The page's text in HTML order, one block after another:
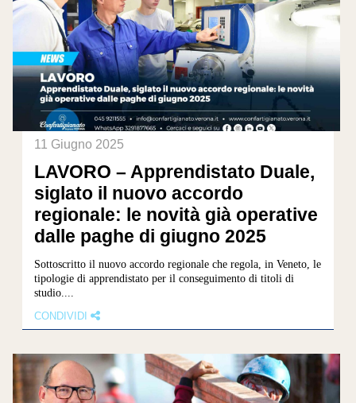
11 Giugno 2025
LAVORO – Apprendistato Duale,
siglato il nuovo accordo
regionale: le novità già operative
dalle paghe di giugno 2025
Sottoscritto il nuovo accordo regionale che regola, in Veneto, le
tipologie di apprendistato per il conseguimento di titoli di
studio....
CONDIVIDI